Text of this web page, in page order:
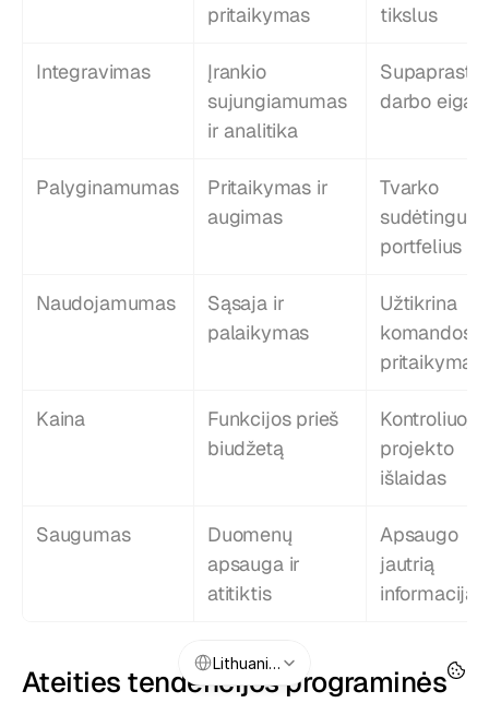
pritaikymas
tikslus
Integravimas
Įrankio
sujungiamumas
ir analitika
darbo eigą
Palyginamumas
Pritaikymas ir
augimas
Tvarko
sudėtingus
portfelius
Naudojamumas
Sąsaja ir
palaikymas
Užtikrina
komandos
pritaikymą
Kaina
Funkcijos prieš
biudžetą
Kontroliuoja
projekto
išlaidas
Saugumas
Duomenų
apsauga ir
atitiktis
Apsaugo
jautrią
informaciją
Ateities tendencijos programinės
Lithuanian